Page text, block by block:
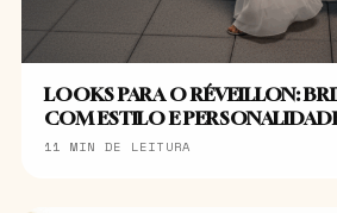
LOOKS PARA O RÉVEILLON:
COM ESTILO E
11 MIN DE LEITURA